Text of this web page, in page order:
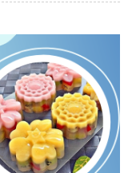
phần hoàn toàn
Tác Phân Phối
Minh Soviagar.